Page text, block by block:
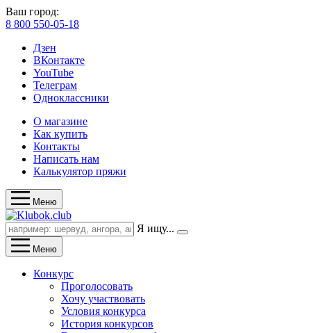
Ваш город:
8 800 550-05-18
Дзен
ВКонтакте
YouTube
Телеграм
Одноклассники
О магазине
Как купить
Контакты
Написать нам
Калькулятор пряжи
Меню
Я ищу...
Меню
Конкурс
Проголосовать
Хочу участвовать
Условия конкурса
История конкурсов